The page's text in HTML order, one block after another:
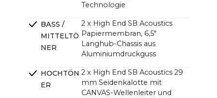
Technologie
BASS /
MITTELTÖ
NER
2 x High End SB Acoustics
Papiermembran, 6,5"
Langhub-Chassis aus
Aluminiumdruckguss
HOCHTÖN
ER
2 x High End SB Acoustics 29
mm Seidenkalotte mit
CANVAS-Wellenleiter und